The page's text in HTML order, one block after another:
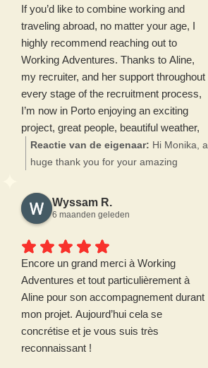
If you’d like to combine working and
traveling abroad, no matter your age, I
highly recommend reaching out to
Working Adventures. Thanks to Aline,
my recruiter, and her support throughout
every stage of the recruitment process,
I’m now in Porto enjoying an exciting
project, great people, beautiful weather,
and amazing food.
Thank you, Aline! 😊
Reactie van de eigenaar: Hi Monika, a
huge thank you for your amazing
your project and are so happy to know
you are having a great adventure in
Wyssam R.
6 maanden geleden
Encore un grand merci à Working
Adventures et tout particulièrement à
Aline pour son accompagnement durant
mon projet. Aujourd’hui cela se
concrétise et je vous suis très
reconnaissant !